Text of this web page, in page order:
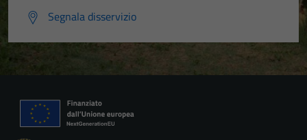
Segnala disservizio